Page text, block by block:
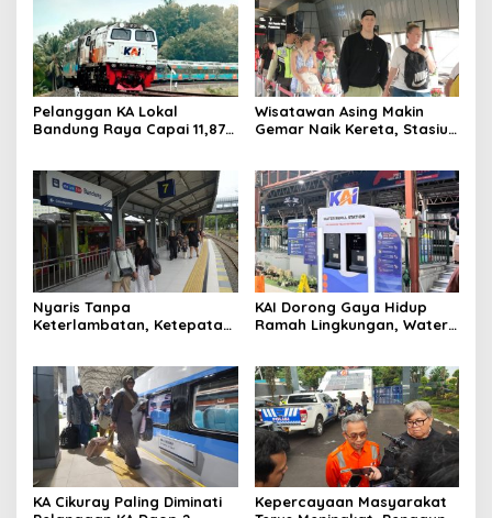
Pelanggan KA Lokal
Bandung Raya Capai 11,87
Infrastruktur Berbasis
Kebutuhan
Wisatawan Asing Makin
Gemar Naik Kereta, Stasiun
Nyaris Tanpa
Keterlambatan, Ketepatan
KAI Dorong Gaya Hidup
Ramah Lingkungan, Water
KA Cikuray Paling Diminati
Kepercayaan Masyarakat